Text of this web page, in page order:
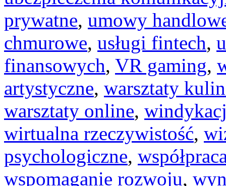
prywatne, umowy
chmurowe, usługi fintech,
finansowych, VR gaming,
artystyczne, warsztaty
warsztaty online,
wirtualna rzeczywistość,
psychologiczne,
wspomaganie rozwoju,